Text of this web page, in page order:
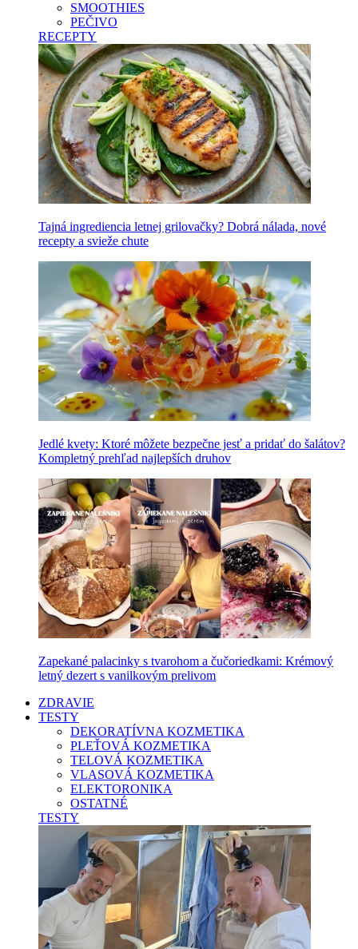
SMOOTHIES
PEČIVO
RECEPTY
Tajná ingrediencia letnej grilovačky? Dobrá nálada, nové
recepty a svieže chute
Jedlé kvety: Ktoré môžete bezpečne jesť a pridať do šalátov?
Kompletný prehľad najlepších druhov
Zapekané palacinky s tvarohom a čučoriedkami: Krémový
letný dezert s vanilkovým prelivom
ZDRAVIE
TESTY
DEKORATÍVNA KOZMETIKA
PLEŤOVÁ KOZMETIKA
TELOVÁ KOZMETIKA
VLASOVÁ KOZMETIKA
ELEKTORONIKA
OSTATNÉ
TESTY